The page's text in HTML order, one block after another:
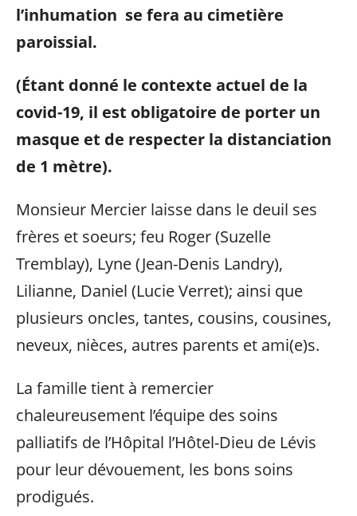
l’inhumation se fera au cimetière
paroissial.
(Étant donné le contexte actuel de la
covid-19, il est obligatoire de porter un
masque et de respecter la distanciation
de 1 mètre).
Monsieur Mercier laisse dans le deuil ses
frères et soeurs; feu Roger (Suzelle
Tremblay), Lyne (Jean-Denis Landry),
Lilianne, Daniel (Lucie Verret); ainsi que
plusieurs oncles, tantes, cousins, cousines,
neveux, nièces, autres parents et ami(e)s.
La famille tient à remercier
chaleureusement l’équipe des soins
palliatifs de l’Hôpital l’Hôtel-Dieu de Lévis
pour leur dévouement, les bons soins
prodigués.